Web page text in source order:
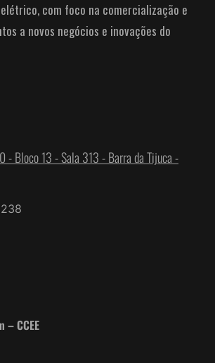
com foco na comercialização e
a novos negócios e inovações do
- Bloco 13 - Sala 313 - Barra da Tijuca -
– CCEE